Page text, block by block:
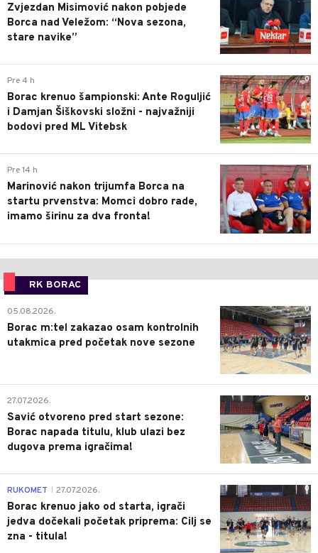
Zvjezdan Misimović nakon pobjede
Borca nad Veležom: “Nova sezona,
stare navike”
0
Pre 4 h
Borac krenuo šampionski: Ante Roguljić
i Damjan Šiškovski složni - najvažniji
bodovi pred ML Vitebsk
1
Pre 14 h
Marinović nakon trijumfa Borca na
startu prvenstva: Momci dobro rade,
imamo širinu za dva fronta!
RK BORAC
0
05.08.2026.
Borac m:tel zakazao osam kontrolnih
utakmica pred početak nove sezone
0
27.07.2026.
Savić otvoreno pred start sezone:
Borac napada titulu, klub ulazi bez
dugova prema igračima!
0
RUKOMET 27.07.2026.
Borac krenuo jako od starta, igrači
jedva dočekali početak priprema: Cilj se
zna - titula!